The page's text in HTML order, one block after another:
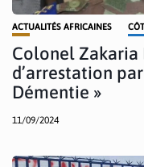
ACTUALITÉS AFRICAINES
Colonel Zakaria
d’arrestation
Démentie »
11/09/2024